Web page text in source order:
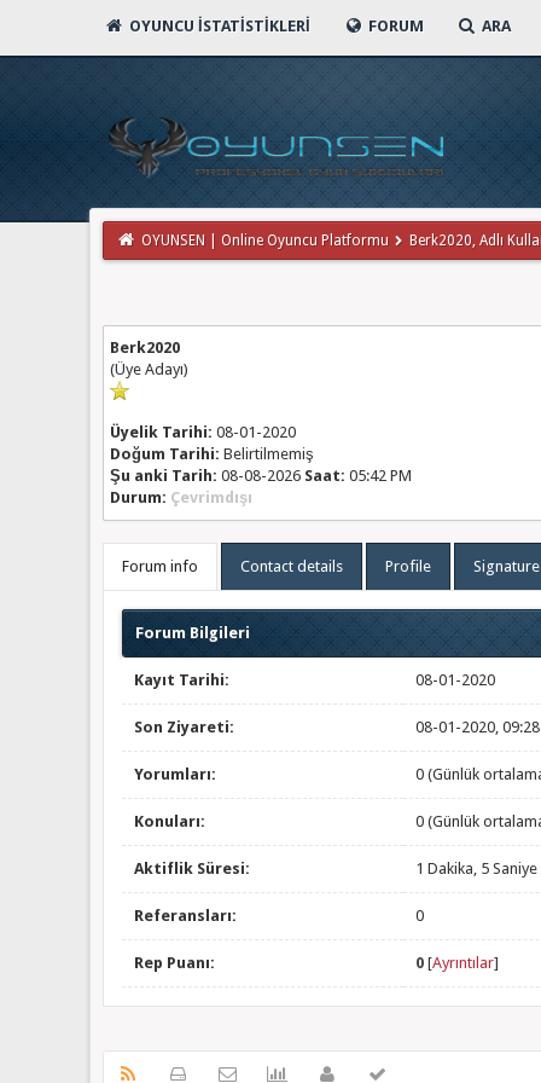
OYUNCU İSTATISTIKLERI FORUM ARA
OYUNSEN | Online Oyuncu Platformu Berk2020, Adlı
Berk2020
(Üye Adayı)
Üyelik Tarihi: 08-01-2020
Doğum Tarihi: Belirtilmemiş
Şu anki Tarih: 08-08-2026 Saat: 05:42 PM
Durum: Çevrimdışı
Forum info Contact details Profile Signature
Forum Bilgileri
Kayıt Tarihi: 08-01-2020
Son Ziyareti: 08-01-2020, 09:28
Yorumları: 0 (Günlük
Konuları: 0 (Günlük
Aktiflik Süresi: 1 Dakika, 5 Saniye
Referansları: 0
Rep Puanı: 0 [Ayrıntılar]